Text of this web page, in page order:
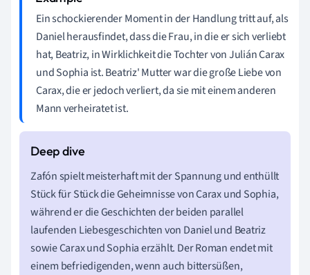
Ein schockierender Moment in der Handlung tritt auf, als
Daniel herausfindet, dass die Frau, in die er sich verliebt
hat, Beatriz, in Wirklichkeit die Tochter von Julián Carax
und Sophia ist. Beatriz' Mutter war die große Liebe von
Carax, die er jedoch verliert, da sie mit einem anderen
Mann verheiratet ist.
Zafón spielt meisterhaft mit der Spannung und enthüllt
Stück für Stück die Geheimnisse von Carax und Sophia,
während er die Geschichten der beiden parallel
laufenden Liebesgeschichten von Daniel und Beatriz
sowie Carax und Sophia erzählt. Der Roman endet mit
einem befriedigenden, wenn auch bittersüßen,